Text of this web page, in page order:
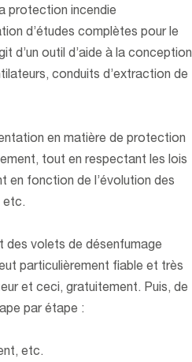
protection incendie
d’études complètes pour le
d’un outil d’aide à la conception
conduits d’extraction de
en matière de protection
tout en respectant les lois
en fonction de l’évolution des
etc.
des volets de désenfumage
particulièrement fiable et très
et ceci, gratuitement. Puis, de
par étape :
etc.